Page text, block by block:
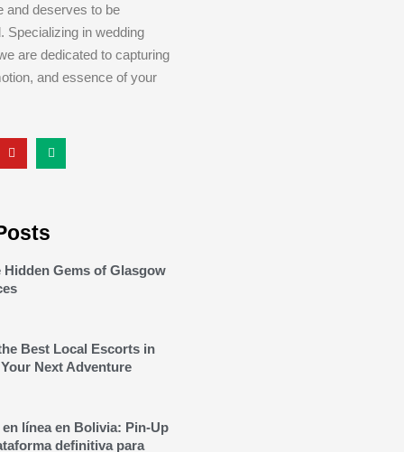
and deserves to be
Specializing in wedding
are dedicated to capturing
and essence of your
Gems of Glasgow
Best Local Escorts in
Next Adventure
línea en Bolivia: Pin-Up
definitiva para